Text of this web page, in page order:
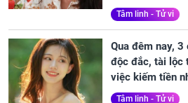
Tâm linh - Tử vi
Qua đêm nay,
độc đắc, tài lộc
việc kiếm tiền
Tâm linh - Tử vi